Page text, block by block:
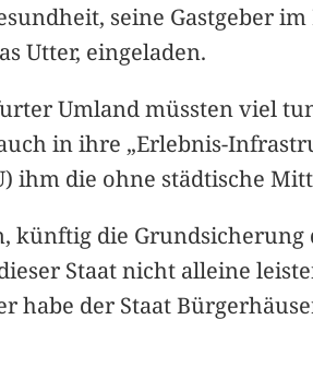
seine Gastgeber
Utter, eingeladen.
Umland müssten viel
in ihre „Erlebnis-
ihm die ohne städtische
künftig die
Staat nicht alleine
habe der Staat